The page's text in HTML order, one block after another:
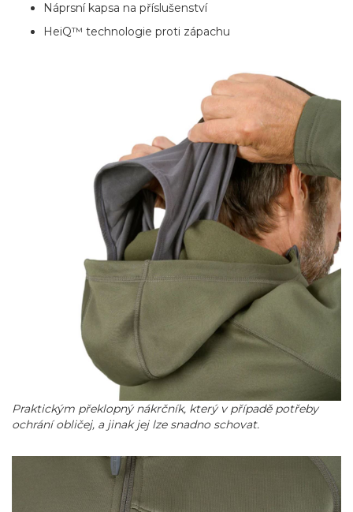
Náprsní kapsa na příslušenství
HeiQ™ technologie proti zápachu
Praktickým překlopný nákrčník, který v případě potřeby
ochrání obličej, a jinak jej lze snadno schovat.